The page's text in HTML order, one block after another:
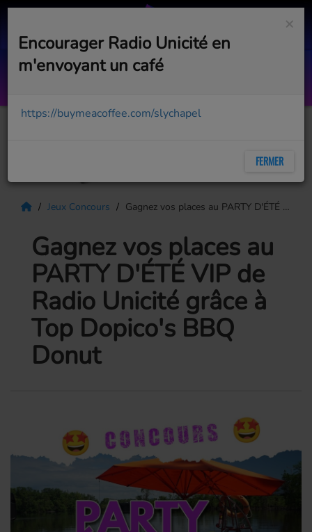
Alok Presents Rave The World
Jeux Concours Gagnez vos places au PARTY D'ÉTÉ VIP de Radio Unicité grâce à Top Dopico's BBQ Donut
Gagnez vos places au
PARTY D'ÉTÉ VIP de
Radio Unicité grâce à
Top Dopico's BBQ
Donut
×
Encourager Radio Unicité en
m'envoyant un café
https://buymeacoffee.com/slychapel
FERMER